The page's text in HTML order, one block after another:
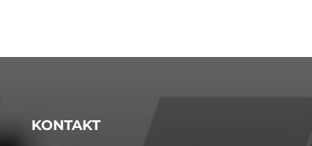
KONTAKT